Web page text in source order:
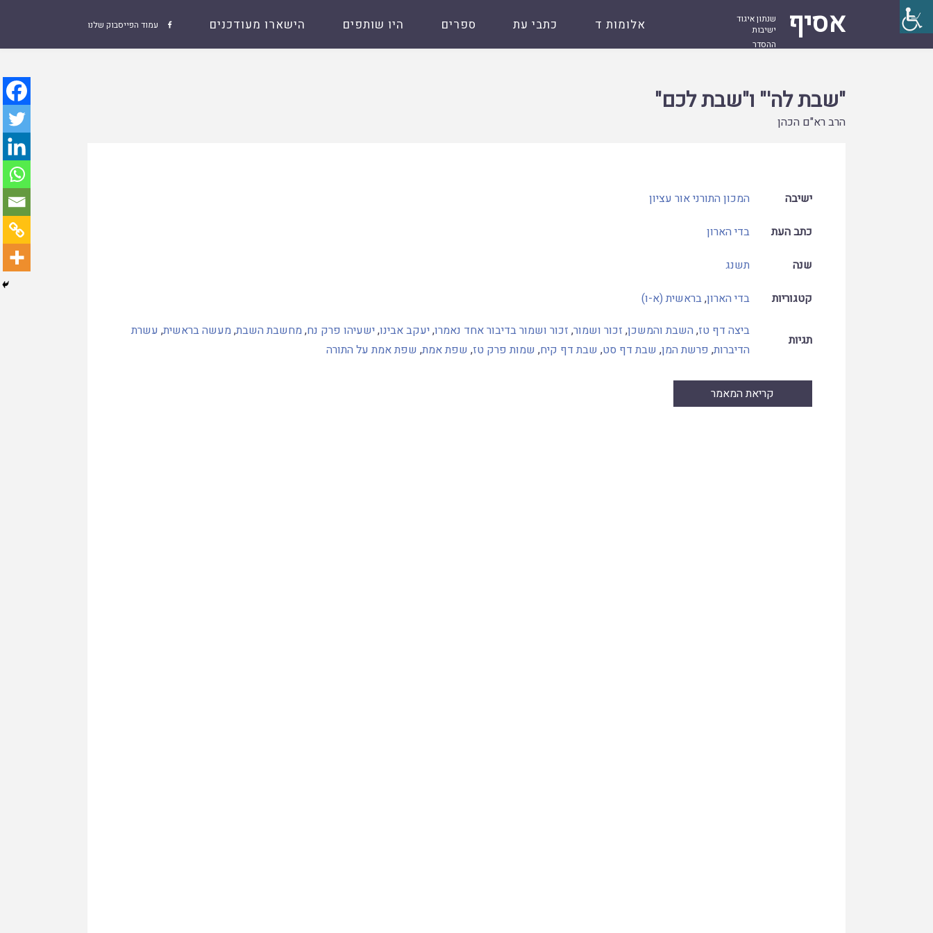
אסיף
שנתון איגוד
ישיבות
ההסדר
 עמוד הפייסבוק שלנו אלומות ד כתבי עת ספרים היו שותפים הישארו מעודכנים
"שבת לה'" ו"שבת לכם"
הרב רא"ם הכהן
ישיבה
המכון התורני אור עציון
כתב העת
בדי הארון
שנה
תשנג
קטגוריות
בדי הארון,בראשית (א-ו)
תגיות
ביצה דף טז, השבת והמשכן, זכור ושמור, זכור ושמור בדיבור אחד נאמרו,יעקב אבינו,ישעיהו פרק נח,מחשבת השבת,מעשה בראשית, עשרת
הדיברות, פרשת המן, שבת דף סט, שבת דף קיח, שמות פרק טז, שפת אמת, שפת אמת על התורה
קריאת המאמר